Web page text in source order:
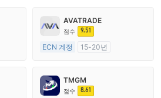
AVATRADE
점수 9.51
ECN 계정
15-20년
외환 거래 라이선스 (MM)
마스터 레이블 MT4
TMGM
점수 8.61